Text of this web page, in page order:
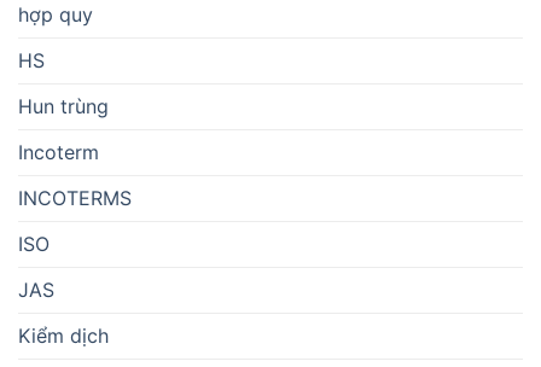
hợp quy
HS
Hun trùng
Incoterm
INCOTERMS
ISO
JAS
Kiểm dịch